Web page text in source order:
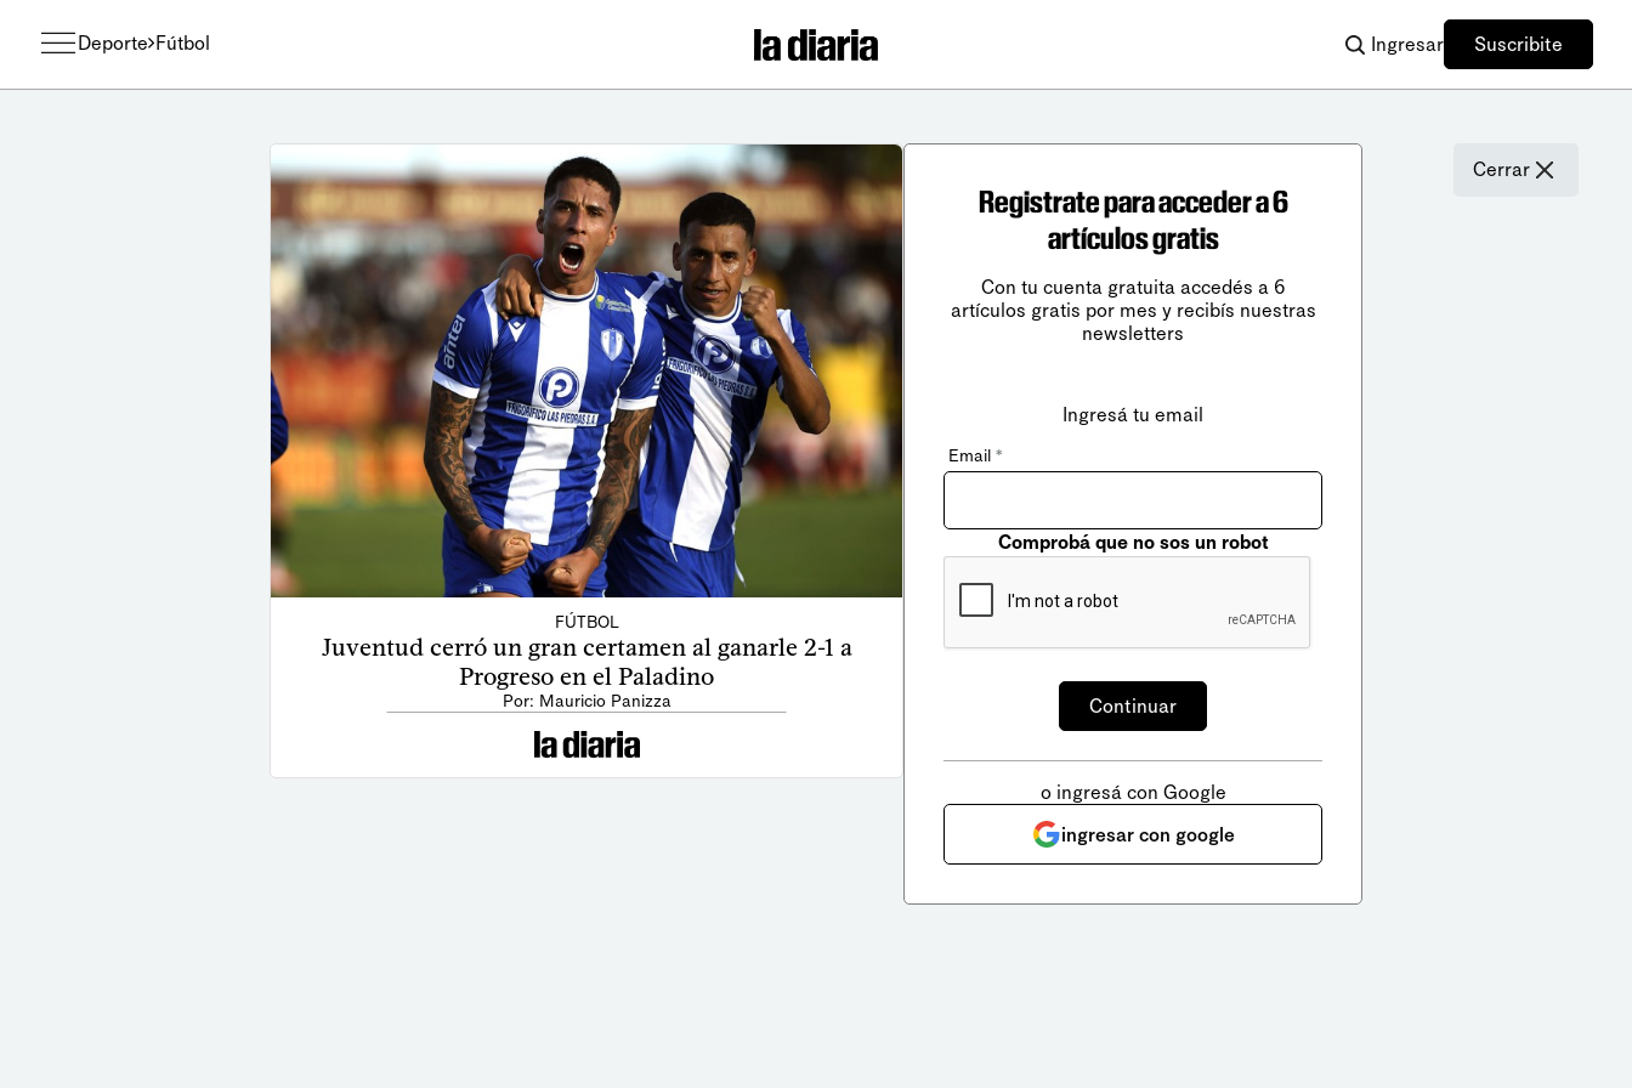
Deporte Fútbol Ingresar Suscribite
FÚTBOL
Juventud cerró un gran certamen al ganarle 2-1 a
Progreso en el Paladino
Por: Mauricio Panizza
Cerrar
Registrate para acceder a 6
artículos gratis
Con tu cuenta gratuita accedés a 6
artículos gratis por mes y recibís nuestras
newsletters
Ingresá tu email
Email *
Comprobá que no sos un robot
o ingresá con Google
ingresar con google